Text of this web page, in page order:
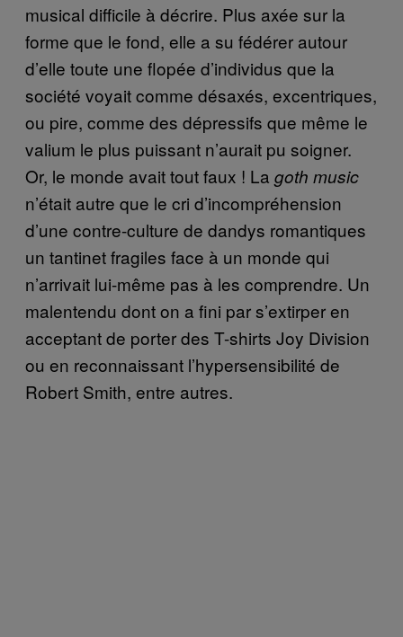
musical difficile à décrire. Plus axée sur la
forme que le fond, elle a su fédérer autour
d’elle toute une flopée d’individus que la
société voyait comme désaxés, excentriques,
ou pire, comme des dépressifs que même le
valium le plus puissant n’aurait pu soigner.
Or, le monde avait tout faux ! La goth music
n’était autre que le cri d’incompréhension
d’une contre-culture de dandys romantiques
un tantinet fragiles face à un monde qui
n’arrivait lui-même pas à les comprendre. Un
malentendu dont on a fini par s’extirper en
acceptant de porter des T-shirts Joy Division
ou en reconnaissant l’hypersensibilité de
Robert Smith, entre autres.